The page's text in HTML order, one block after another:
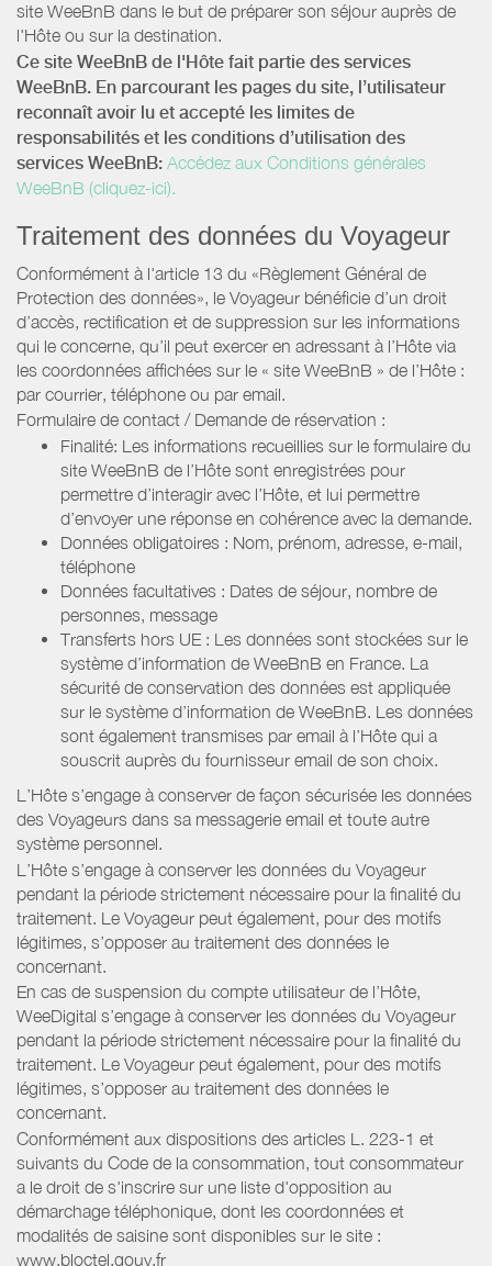
site WeeBnB dans le but de préparer son séjour auprès de
l'Hôte ou sur la destination.
Ce site WeeBnB de l'Hôte fait partie des services
WeeBnB. En parcourant les pages du site, l’utilisateur
reconnaît avoir lu et accepté les limites de
responsabilités et les conditions d’utilisation des
services WeeBnB: Accédez aux Conditions générales
WeeBnB (cliquez-ici).
Traitement des données du Voyageur
Conformément à l'article 13 du «Règlement Général de
Protection des données», le Voyageur bénéficie d’un droit
d’accès, rectification et de suppression sur les informations
qui le concerne, qu’il peut exercer en adressant à l’Hôte via
les coordonnées affichées sur le « site WeeBnB » de l’Hôte :
par courrier, téléphone ou par email.
Formulaire de contact / Demande de réservation :
Finalité: Les informations recueillies sur le formulaire du
site WeeBnB de l’Hôte sont enregistrées pour
permettre d’interagir avec l’Hôte, et lui permettre
d’envoyer une réponse en cohérence avec la demande.
Données obligatoires : Nom, prénom, adresse, e-mail,
téléphone
Données facultatives : Dates de séjour, nombre de
personnes, message
Transferts hors UE : Les données sont stockées sur le
système d’information de WeeBnB en France. La
sécurité de conservation des données est appliquée
sur le système d’information de WeeBnB. Les données
sont également transmises par email à l’Hôte qui a
souscrit auprès du fournisseur email de son choix.
L’Hôte s’engage à conserver de façon sécurisée les données
des Voyageurs dans sa messagerie email et toute autre
système personnel.
L’Hôte s’engage à conserver les données du Voyageur
pendant la période strictement nécessaire pour la finalité du
traitement. Le Voyageur peut également, pour des motifs
légitimes, s’opposer au traitement des données le
concernant.
En cas de suspension du compte utilisateur de l’Hôte,
WeeDigital s’engage à conserver les données du Voyageur
pendant la période strictement nécessaire pour la finalité du
traitement. Le Voyageur peut également, pour des motifs
légitimes, s’opposer au traitement des données le
concernant.
Conformément aux dispositions des articles L. 223-1 et
suivants du Code de la consommation, tout consommateur
a le droit de s'inscrire sur une liste d'opposition au
démarchage téléphonique, dont les coordonnées et
modalités de saisine sont disponibles sur le site :
www.bloctel.gouv.fr